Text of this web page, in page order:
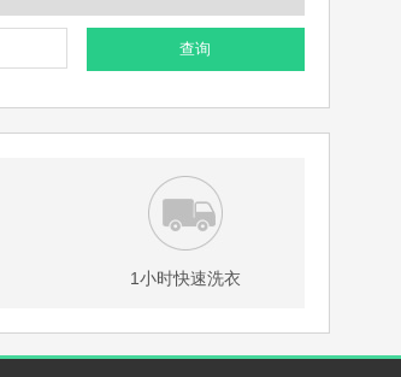
查询
1小时快速洗衣